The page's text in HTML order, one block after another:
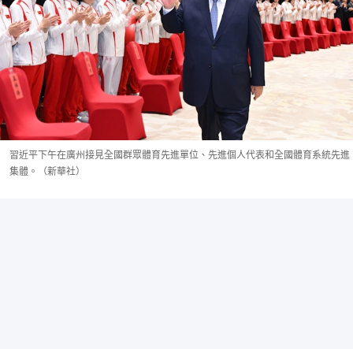
習近平下午在廣州接見全國群眾體育先進單位、先進個人代表和全國體育系統先進
集體。（新華社）